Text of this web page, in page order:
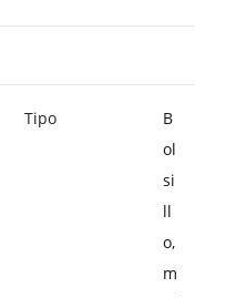
Tipo
B
ol
si
ll
o,
m